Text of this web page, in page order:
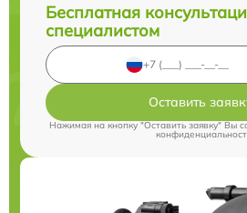
Бесплатная
специалистом
Оставить
Нажимая на кнопку "Оставить заявку" Вы